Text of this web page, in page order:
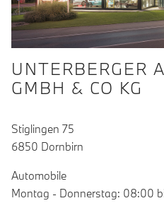
UNTERBERGER
GMBH & CO KG
Stiglingen 75
6850 Dornbirn
Automobile
Montag - Donnerstag: 08:00